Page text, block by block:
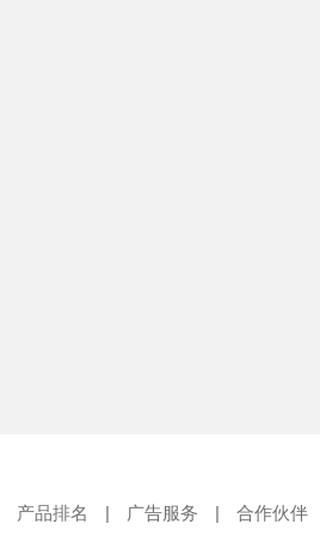
产品排名 | 广告服务 | 合作伙伴